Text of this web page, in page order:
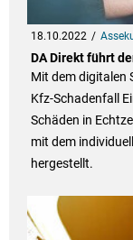
18.10.2022
DA Direkt führt
Mit dem digitalen
Kfz-Schadenfall
Schäden in
mit dem
hergestellt.